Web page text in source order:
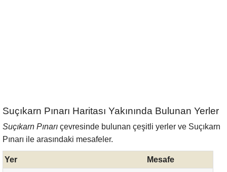
Suçıkarn Pınarı Haritası Yakınında Bulunan Yerler
Suçıkarn Pınarı çevresinde bulunan çeşitli yerler ve Suçıkarn
Pınarı ile arasındaki mesafeler.
Yer
Mesafe